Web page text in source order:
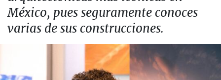
México, pues seguramente conoces
varias de sus construcciones.